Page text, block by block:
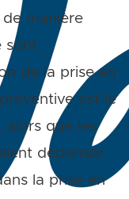
manière
sont
de la prise en
est le
alors que les
dépenser
la prise en